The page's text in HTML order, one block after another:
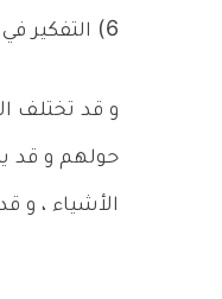
6) التفكير في الموت .
و قد تختلف
حولهم و قد
الأشياء ، و